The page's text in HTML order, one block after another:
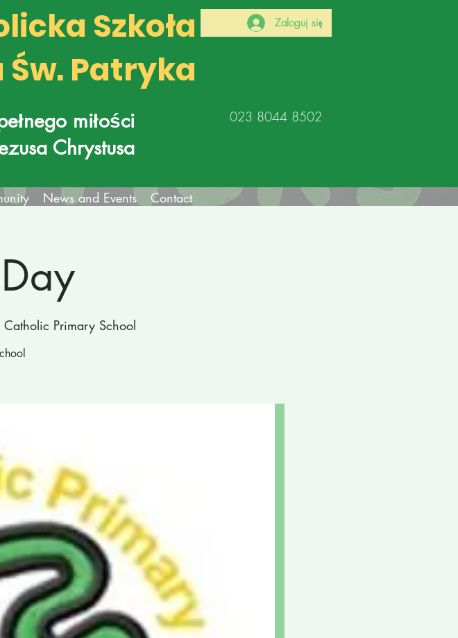
Szkoła
Patryka
miłości
Chrystusa
Zaloguj się
023 8044 8502
News and Events Contact
Catholic Primary School